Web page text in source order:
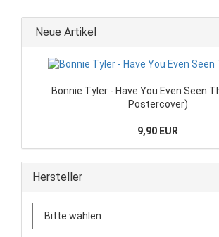
Neue Artikel
Bonnie Tyler - Have You Even Seen
Postercover)
9,90 EUR
Hersteller